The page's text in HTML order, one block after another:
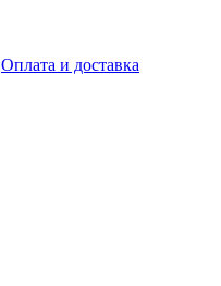
Оплата и доставка